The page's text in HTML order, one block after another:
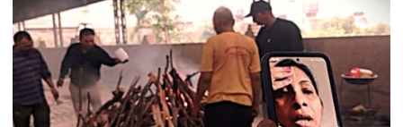
पुराना
भूतेश्वर
मंदिर,
जहां
मराठा